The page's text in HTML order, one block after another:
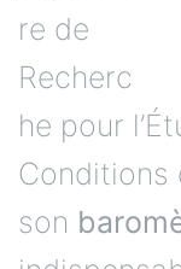
re de
Recherc
he pour
Conditions
son